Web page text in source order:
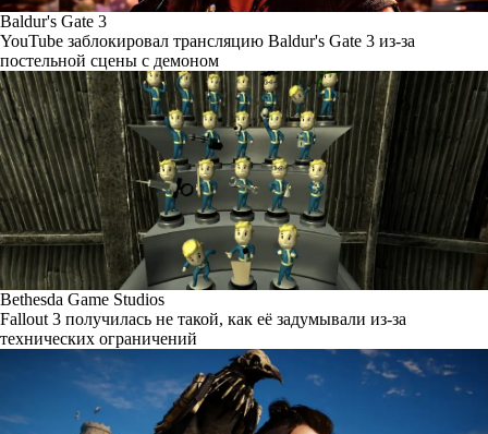
Baldur's Gate 3
YouTube заблокировал трансляцию Baldur's Gate 3 из-за
постельной сцены с демоном
Bethesda Game Studios
Fallout 3 получилась не такой, как её задумывали из-за
технических ограничений